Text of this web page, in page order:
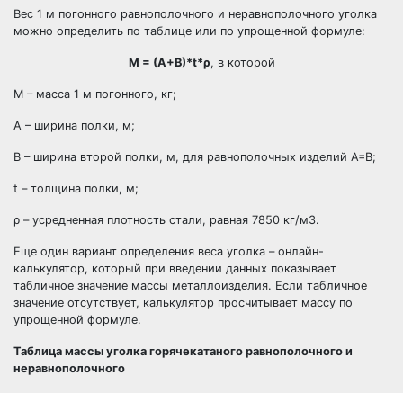
Вес 1 м погонного равнополочного и неравнополочного уголка
можно определить по таблице или по упрощенной формуле:
M = (A+B)*t*ρ, в которой
M – масса 1 м погонного, кг;
A – ширина полки, м;
B – ширина второй полки, м, для равнополочных изделий A=B;
t – толщина полки, м;
ρ – усредненная плотность стали, равная 7850 кг/м3.
Еще один вариант определения веса уголка – онлайн-
калькулятор, который при введении данных показывает
табличное значение массы металлоизделия. Если табличное
значение отсутствует, калькулятор просчитывает массу по
упрощенной формуле.
Таблица массы уголка горячекатаного равнополочного и
неравнополочного